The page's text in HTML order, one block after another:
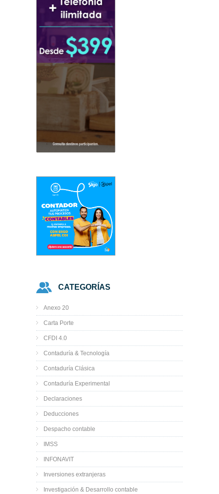
CATEGORÍAS
Anexo 20
Carta Porte
CFDI 4.0
Contaduría & Tecnología
Contaduría Clásica
Contaduría Experimental
Declaraciones
Deducciones
Despacho contable
IMSS
INFONAVIT
Inversiones extranjeras
Investigación & Desarrollo contable